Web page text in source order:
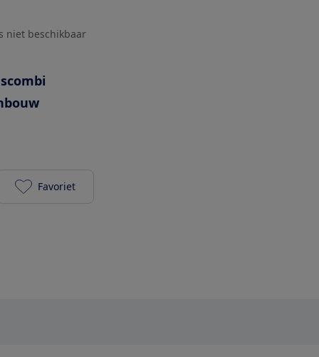
niet beschikbaar
Liebherr ICBNe 5123-20 toevoegen aan je
Favoriet